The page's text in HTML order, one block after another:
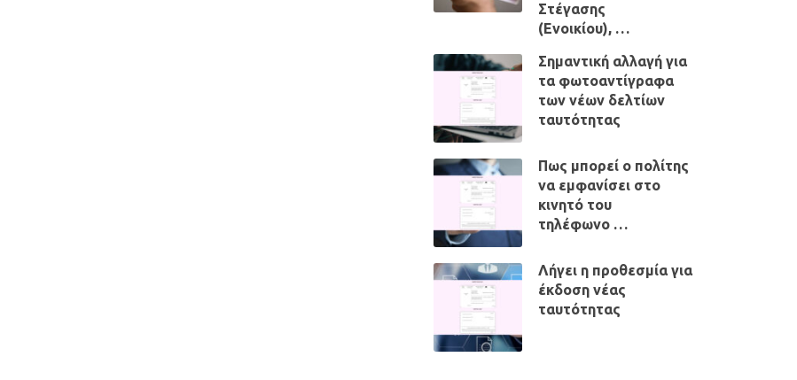
Στέγασης
(Ενοικίου), …
Σημαντική αλλαγή για
τα φωτοαντίγραφα
των νέων δελτίων
ταυτότητας
Πως μπορεί ο πολίτης
να εμφανίσει στο
κινητό του
τηλέφωνο …
Λήγει η προθεσμία για
έκδοση νέας
ταυτότητας